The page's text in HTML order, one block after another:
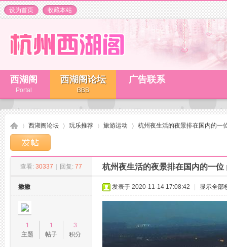
设为首页 收藏本站
西湖阁
Portal
西湖阁论坛
BBS
广告联系
»
西湖阁论坛
›
玩乐推荐 旅游运动
›
杭州夜生活的夜景排在国内的一
查看: 30337 回复: 77 杭州夜生活的夜景排在国内的一位
撇撇
1
主题
1
帖子
3
积分
发表于 2020-11-14 17:08:42 显示全部